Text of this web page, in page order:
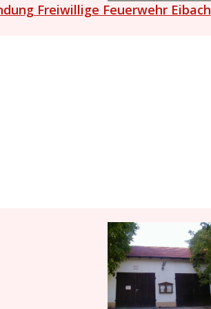
Freiwillige Feuerwehr Eibach